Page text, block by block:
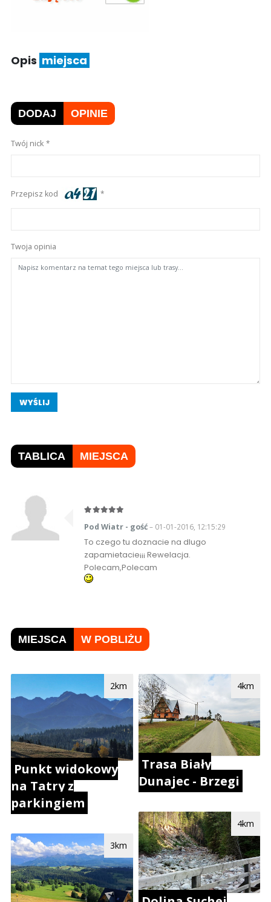
Opis miejsca
DODAJ OPINIE
Twój nick
Przepisz kod
Twoja opinia
WYŚLIJ
TABLICA MIEJSCA
Pod Wiatr - gość– 01-01-2016, 12:15:29
To czego tu doznacie na dlugo
zapamietacie¡¡¡ Rewelacja.
Polecam,Polecam
MIEJSCA W POBLIŻU
Punkt widokowy
na Tatry z
parkingiem
2km
3km
Trasa Biały
Dunajec - Brzegi
4km
4km